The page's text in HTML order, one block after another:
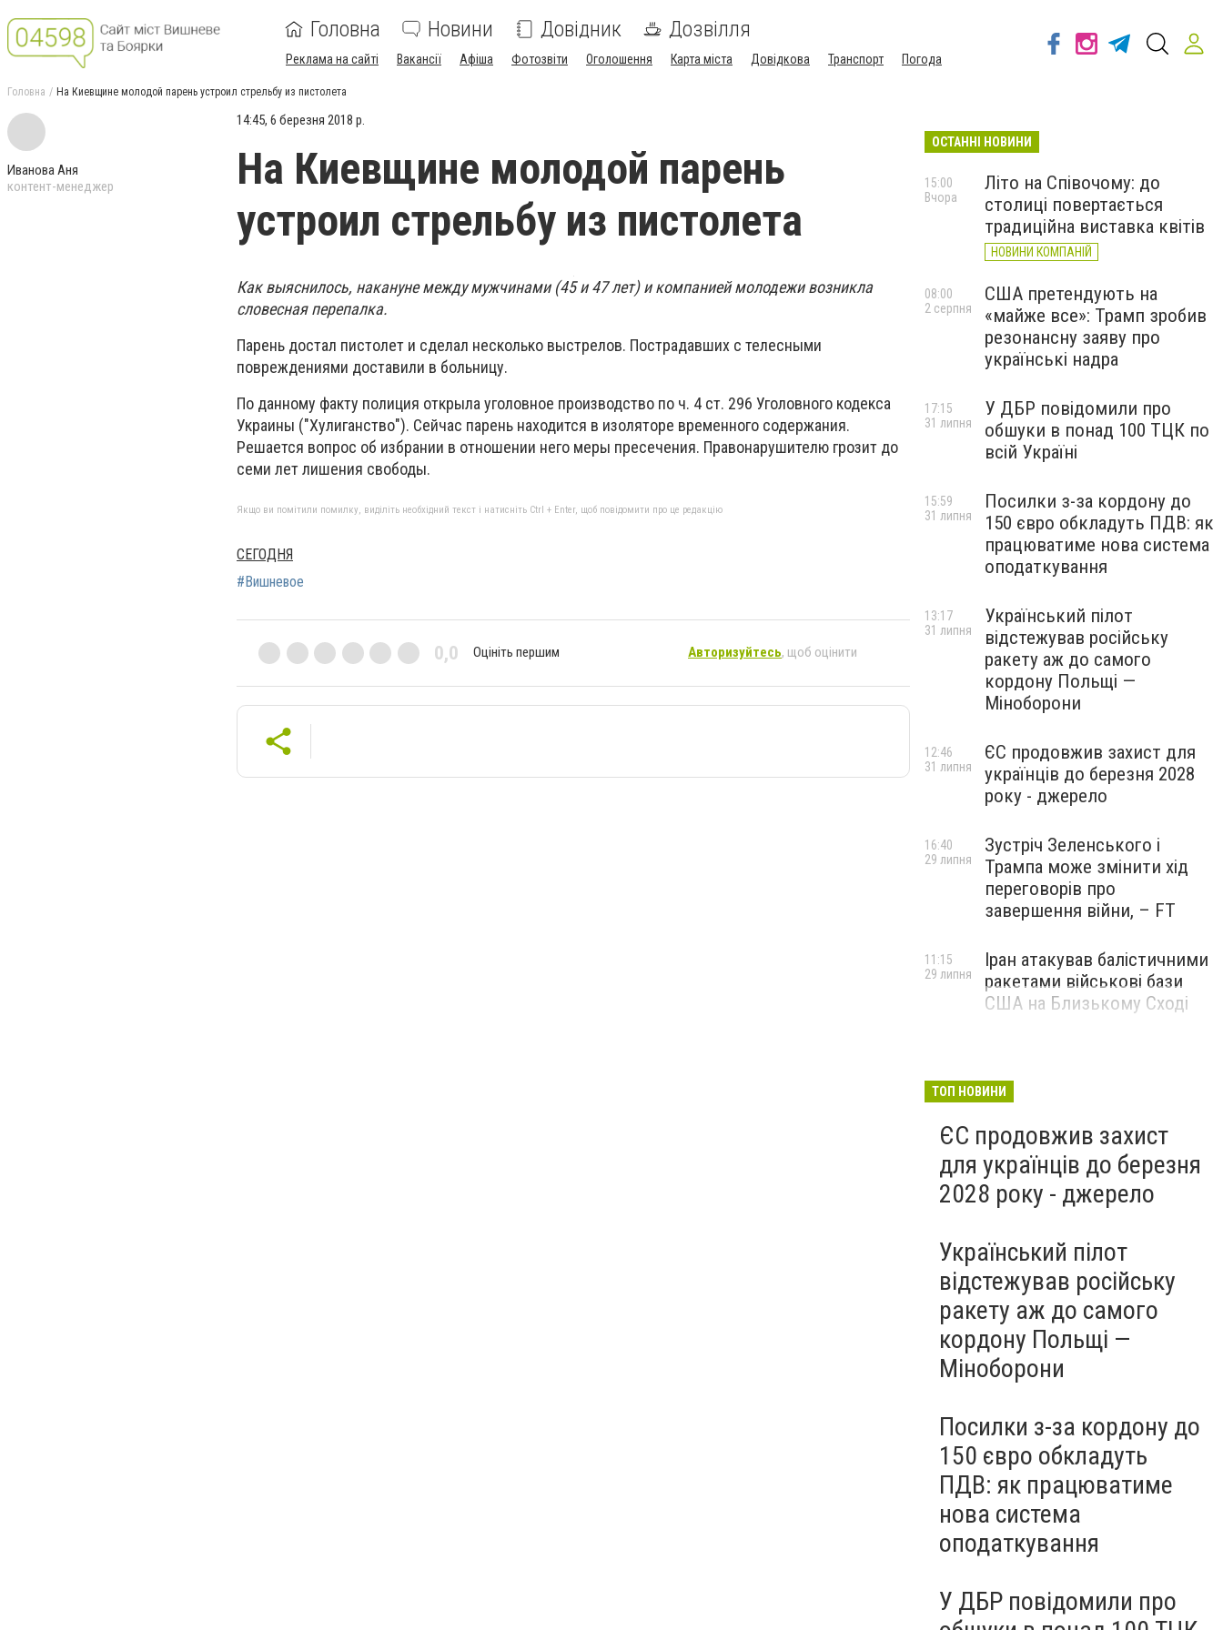
Головна Новини Довідник Дозвілля
Реклама на сайті Вакансії Афіша Фотозвіти Оголошення Карта міста Довідкова Транспорт Погода
Головна На Киевщине молодой парень устроил стрельбу из пистолета
Иванова Аня
контент-менеджер
14:45, 6 березня 2018 р.
На Киевщине молодой парень
устроил стрельбу из пистолета
Как выяснилось, накануне между мужчинами (45 и 47 лет) и компанией молодежи возникла
словесная перепалка.
Парень достал пистолет и сделал несколько выстрелов. Пострадавших с телесными
повреждениями доставили в больницу.
По данному факту полиция открыла уголовное производство по ч. 4 ст. 296 Уголовного кодекса
Украины ("Хулиганство"). Сейчас парень находится в изоляторе временного содержания.
Решается вопрос об избрании в отношении него меры пресечения. Правонарушителю грозит до
семи лет лишения свободы.
Якщо ви помітили помилку, виділіть необхідний текст і натисніть Ctrl + Enter, щоб повідомити про це редакцію
СЕГОДНЯ
#Вишневое
0,0 Оцініть першим Авторизуйтесь, щоб оцінити
ОСТАННІ НОВИНИ
Літо на Співочому: до
столиці повертається
традиційна виставка квітів
НОВИНИ КОМПАНІЙ
15:00
Вчора
США претендують на
«майже все»: Трамп зробив
резонансну заяву про
українські надра
08:00
2 серпня
У ДБР повідомили про
обшуки в понад 100 ТЦК по
всій Україні
17:15
31 липня
Посилки з-за кордону до
150 євро обкладуть ПДВ: як
працюватиме нова система
оподаткування
15:59
31 липня
Український пілот
відстежував російську
ракету аж до самого
кордону Польщі —
Міноборони
13:17
31 липня
ЄС продовжив захист для
українців до березня 2028
року - джерело
12:46
31 липня
Зустріч Зеленського і
Трампа може змінити хід
переговорів про
завершення війни, – FT
16:40
29 липня
Іран атакував балістичними
ракетами військові бази
США на Близькому Сході
11:15
29 липня
ТОП НОВИНИ
ЄС продовжив захист
для українців до березня
2028 року - джерело
Український пілот
відстежував російську
ракету аж до самого
кордону Польщі —
Міноборони
Посилки з-за кордону до
150 євро обкладуть
ПДВ: як працюватиме
нова система
оподаткування
У ДБР повідомили про